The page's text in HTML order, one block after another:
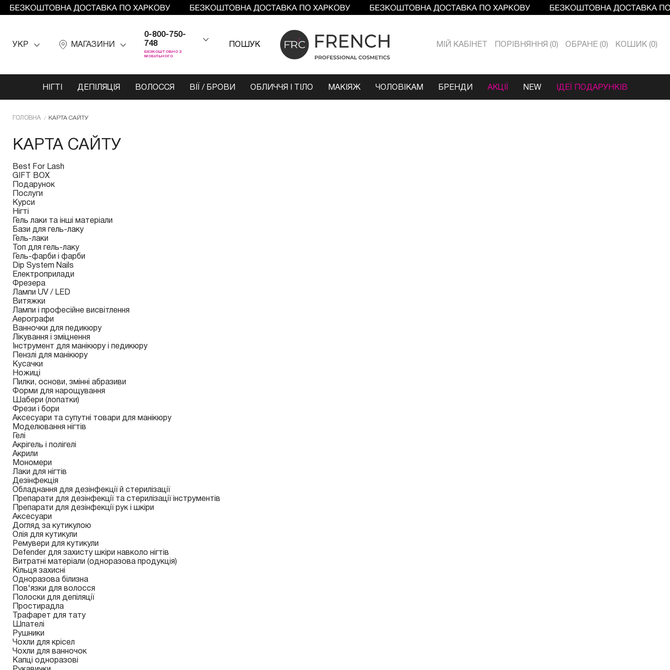
УКР МАГАЗИНИ
0-800-750-
748
БЕЗКОШТОВНО З
МОБІЛЬНОГО
ПОШУК МIЙ КАБIНЕТ ПОРІВНЯННЯ 0 ОБРАНЕ 0 КОШИК 0
НІГТІ ДЕПІЛЯЦІЯ ВОЛОССЯ ВІЇ / БРОВИ ОБЛИЧЧЯ І ТІЛО МАКІЯЖ ЧОЛОВІКАМ БРЕНДИ АКЦІЇ NEW ІДЕЇ ПОДАРУНКІВ
ГОЛОВНА КАРТА САЙТУ
КАРТА САЙТУ
Best For Lash
GIFT BOX
Подарунок
Послуги
Курси
Нігті
Гель лаки та інші матеріали
Бази для гель-лаку
Гель-лаки
Топ для гель-лаку
Гель-фарби і фарби
Dip System Nails
Електроприлади
Фрезера
Лампи UV / LED
Витяжки
Лампи і професійне висвітлення
Аерографи
Ванночки для педикюру
Лікування і зміцнення
Інструмент для манікюру і педикюру
Пензлі для манікюру
Кусачки
Ножиці
Пилки, основи, змінні абразиви
Форми для нарощування
Шабери (лопатки)
Фрези і бори
Аксесуари та супутні товари для манікюру
Моделювання нігтів
Гелі
Акрігель і полігелі
Акрили
Мономери
Лаки для нігтів
Дезінфекція
Обладнання для дезінфекції й стерилізації
Препарати для дезінфекції та стерилізації інструментів
Препарати для дезінфекції рук і шкіри
Аксесуари
Догляд за кутикулою
Олія для кутикули
Ремувери для кутикули
Defender для захисту шкіри навколо нігтів
Витратні матеріали (одноразова продукція)
Кільця захисні
Одноразова білизна
Пов'язки для волосся
Полоски для депіляції
Простирадла
Трафарет для тату
Шпателі
Рушники
Чохли для крісел
Чохли для ванночок
Капці одноразові